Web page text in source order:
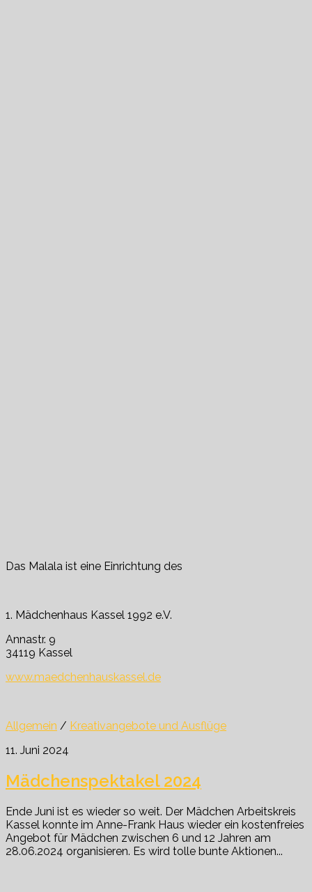
Das Malala ist eine Einrichtung des
1. Mädchenhaus Kassel 1992 e.V.
Annastr. 9
34119 Kassel
www.maedchenhauskassel.de
Allgemein / Kreativangebote und Ausflüge
11. Juni 2024
Mädchenspektakel 2024
Ende Juni ist es wieder so weit. Der Mädchen Arbeitskreis
Kassel konnte im Anne-Frank Haus wieder ein kostenfreies
Angebot für Mädchen zwischen 6 und 12 Jahren am
28.06.2024 organisieren. Es wird tolle bunte Aktionen...